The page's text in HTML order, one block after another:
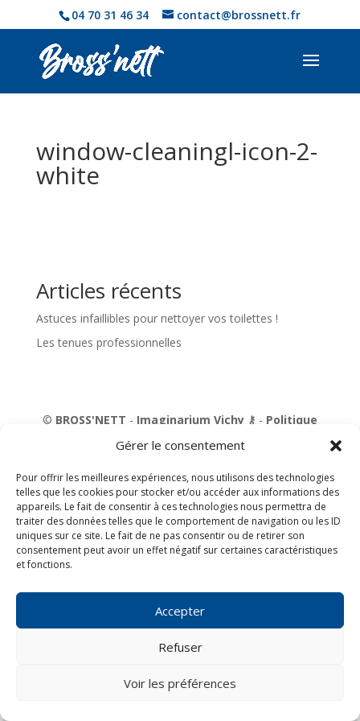
Gérer le consentement
Pour offrir les meilleures expériences, nous utilisons des technologies
telles que les cookies pour stocker et/ou accéder aux informations des
appareils. Le fait de consentir à ces technologies nous permettra de
traiter des données telles que le comportement de navigation ou les ID
uniques sur ce site. Le fait de ne pas consentir ou de retirer son
consentement peut avoir un effet négatif sur certaines caractéristiques
et fonctions.
Accepter
Refuser
Voir les préférences
04 70 31 46 34 contact@brossnett.fr
window-cleaningl-icon-2-
white
Articles récents
Astuces infaillibles pour nettoyer vos toilettes !
Les tenues professionnelles
© BROSS'NETT - Imaginarium Vichy ⚷ - Politique
de confidentialité
Mentions légales